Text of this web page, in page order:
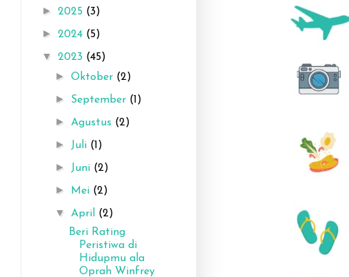
► 2025 (3)
► 2024 (5)
▼ 2023 (45)
►Oktober (2)
► September (1)
► Agustus (2)
► Juli (1)
► Juni (2)
► Mei (2)
▼ April (2)
Beri Rating
Peristiwa di
Hidupmu ala
Oprah Winfrey